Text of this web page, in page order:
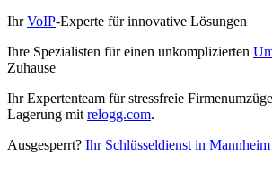
IhrVoIP-Experte für innovative Lösungen
Ihre Spezialisten für einen unkomplizierten
Zuhause
Ihr Expertenteam für stressfreie
Lagerung mit relogg.com.
Ausgesperrt? Ihr Schlüsseldienst in Mannheim